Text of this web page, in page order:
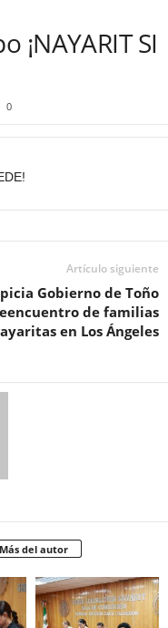
¡NAYARIT SI
0
Artículo siguiente
Gobierno de Toño
de familias
en Los Ángeles
Más del autor